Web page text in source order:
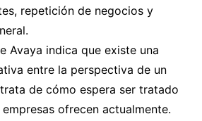
repetición de negocios y
Avaya indica que existe una
entre la perspectiva de un
de cómo espera ser tratado
ofrecen actualmente.